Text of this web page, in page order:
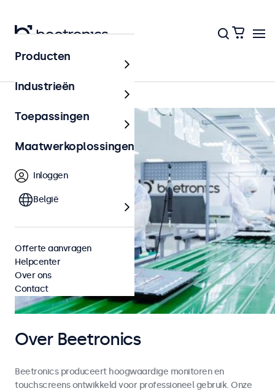
Home
Over Beetronics
Beetronics produceert hoogwaardige monitoren en
touchscreens ontwikkeld voor professioneel gebruik. Onze
Producten
Industrieën
Toepassingen
Maatwerkoplossingen
Inloggen
België
Offerte aanvragen
Helpcenter
Over ons
Contact